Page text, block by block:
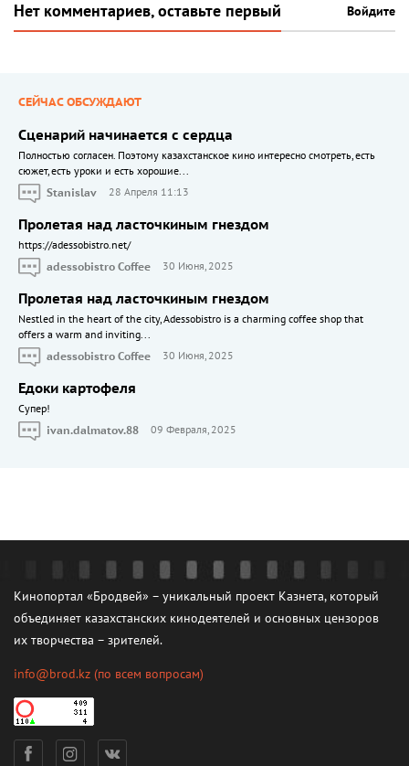
Нет комментариев, оставьте первый Войдите
СЕЙЧАС ОБСУЖДАЮТ
Сценарий начинается с сердца
Полностью согласен. Поэтому казахстанское кино интересно смотреть, есть
сюжет, есть уроки и есть хорошие...
Stanislav
28 Апреля 11:13
Пролетая над ласточкиным гнездом
https://adessobistro.net/
adessobistro Coffee
30 Июня, 2025
Пролетая над ласточкиным гнездом
Nestled in the heart of the city, Adessobistro is a charming coffee shop that
offers a warm and inviting...
adessobistro Coffee
30 Июня, 2025
Едоки картофеля
Cупер!
ivan.dalmatov.88
09 Февраля, 2025
Кинопортал «Бродвей» – уникальный проект Казнета, который
объединяет казахстанских кинодеятелей и основных цензоров
их творчества – зрителей.
info@brod.kz (по всем вопросам)